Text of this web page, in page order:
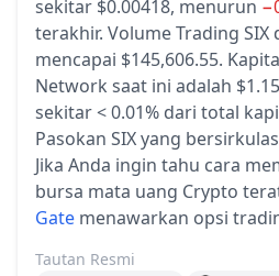
sekitar $0.00418, menurun
terakhir. Volume Trading
mencapai $145,606.55.
Network saat ini adalah
sekitar < 0.01% dari total
Pasokan SIX yang
Jika Anda ingin tahu cara
bursa mata uang Crypto
Gate menawarkan opsi
Tautan Resmi